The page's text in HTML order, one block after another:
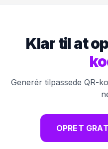
Klar til at
Generér tilpassede QR-
OPRET